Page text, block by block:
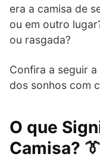
era a camisa de
ou em outro
ou rasgada?
Confira a seguir
dos sonhos com
O que
Camisa? 👔